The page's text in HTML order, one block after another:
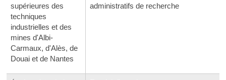
supérieures des
techniques
industrielles et des
mines d'Albi-
Carmaux, d'Alès, de
Douai et de Nantes
administratifs de recherche